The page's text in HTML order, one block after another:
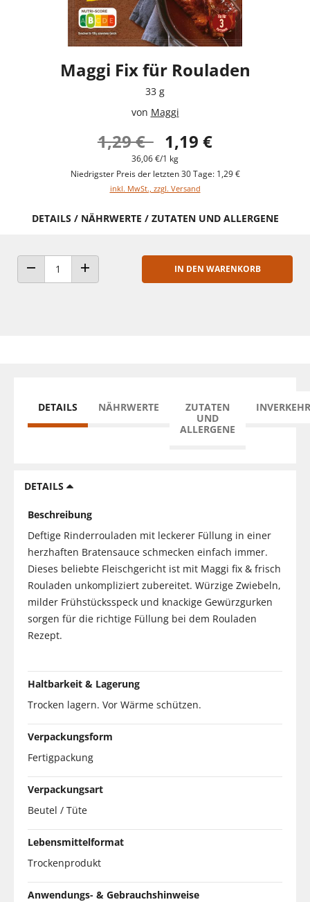
Maggi Fix für Rouladen
33 g
von Maggi
1,29 € 1,19 €
36,06 €/1 kg
Niedrigster Preis der letzten 30 Tage: 1,29 €
inkl. MwSt., zzgl. Versand
DETAILS / NÄHRWERTE / ZUTATEN UND ALLERGENE
ANZAHL VERRINGERNANZAHL ERHÖHEN
IN DEN WARENKORB
DETAILS NÄHRWERTE
ZUTATEN
UND
ALLERGENE
DETAILS
Beschreibung
Deftige Rinderrouladen mit leckerer Füllung in einer
herzhaften Bratensauce schmecken einfach immer.
Dieses beliebte Fleischgericht ist mit Maggi fix & frisch
Rouladen unkompliziert zubereitet. Würzige Zwiebeln,
milder Frühstücksspeck und knackige Gewürzgurken
sorgen für die richtige Füllung bei dem Rouladen
Rezept.
Haltbarkeit & Lagerung
Trocken lagern. Vor Wärme schützen.
Verpackungsform
Fertigpackung
Verpackungsart
Beutel / Tüte
Lebensmittelformat
Trockenprodukt
Anwendungs- & Gebrauchshinweise